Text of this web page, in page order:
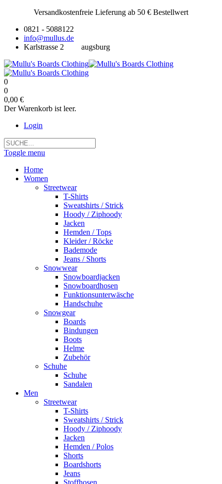
Versandkostenfreie Lieferung ab 50 € Bestellwert
0821 - 5088122
info@mullus.de
Karlstrasse 2
augsburg
0
0
0,00 €
Der Warenkorb ist leer.
Login
Toggle menu
Home
Women
Streetwear
T-Shirts
Sweatshirts / Strick
Hoody / Ziphoody
Jacken
Hemden / Tops
Kleider / Röcke
Bademode
Jeans / Shorts
Snowwear
Snowboardjacken
Snowboardhosen
Funktionsunterwäsche
Handschuhe
Snowgear
Boards
Bindungen
Boots
Helme
Zubehör
Schuhe
Schuhe
Sandalen
Men
Streetwear
T-Shirts
Sweatshirts / Strick
Hoody / Ziphoody
Jacken
Hemden / Polos
Shorts
Boardshorts
Jeans
Stoffhosen